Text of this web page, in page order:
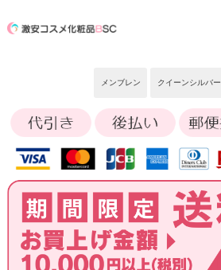
メンブレン クイーンシルバー